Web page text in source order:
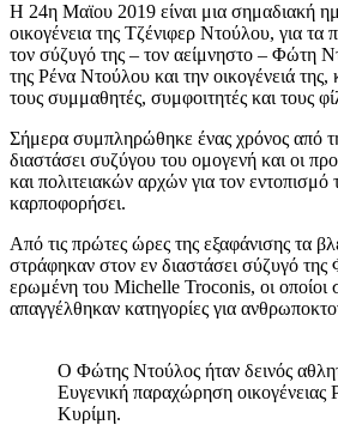
Η 24η Μαϊου 2019 είναι μια σημαδιακή
οικογένεια της Τζένιφερ Ντούλου, για τα
τον σύζυγό της – τον αείμνηστο – Φώτη
της Ρένα Ντούλου και την οικογένειά της,
τους συμμαθητές, συμφοιτητές και τους
Σήμερα συμπληρώθηκε ένας χρόνος από
διαστάσει συζύγου του ομογενή και οι
και πολιτειακών αρχών για τον εντοπισμό
καρποφορήσει.
Από τις πρώτες ώρες της εξαφάνισης τα
στράφηκαν στον εν διαστάσει σύζυγό
ερωμένη του Michelle Troconis, οι οποίοι
απαγγέλθηκαν κατηγορίες για
Ο Φώτης Ντούλος ήταν δεινός
Ευγενική παραχώρηση οικογένειας
Κυρίμη.